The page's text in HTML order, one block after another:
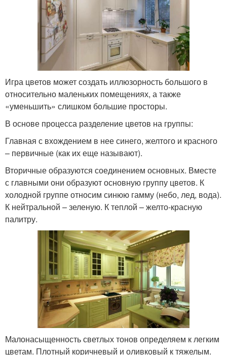
Игра цветов может создать иллюзорность большого в
относительно маленьких помещениях, а также
«уменьшить» слишком большие просторы.
В основе процесса разделение цветов на группы:
Главная с вхождением в нее синего, желтого и красного
– первичные (как их еще называют).
Вторичные образуются соединением основных. Вместе
с главными они образуют основную группу цветов. К
холодной группе относим синюю гамму (небо, лед, вода).
К нейтральной – зеленую. К теплой – желто-красную
палитру.
Малонасыщенность светлых тонов определяем к легким
цветам. Плотный коричневый и оливковый к тяжелым.